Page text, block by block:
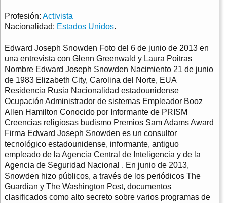
Profesión: Activista
Nacionalidad: Estados Unidos.
Edward Joseph Snowden Foto del 6 de junio de 2013 en
una entrevista con Glenn Greenwald y Laura Poitras
Nombre Edward Joseph Snowden Nacimiento 21 de junio
de 1983 Elizabeth City, Carolina del Norte, EUA
Residencia Rusia Nacionalidad estadounidense
Ocupación Administrador de sistemas Empleador Booz
Allen Hamilton Conocido por Informante de PRISM
Creencias religiosas budismo Premios Sam Adams Award
Firma Edward Joseph Snowden es un consultor
tecnológico estadounidense, informante, antiguo
empleado de la Agencia Central de Inteligencia y de la
Agencia de Seguridad Nacional . En junio de 2013,
Snowden hizo públicos, a través de los periódicos The
Guardian y The Washington Post, documentos
clasificados como alto secreto sobre varios programas de